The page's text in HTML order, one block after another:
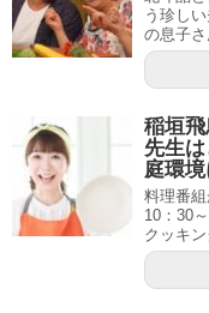
う珍し
の息子
稲垣
先生
庭環
料理番
10：30
クッキン